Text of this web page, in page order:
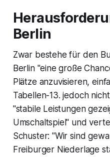
Berlin
Zwar bestehe für den
Berlin "eine große
Plätze anzuvisieren,
Tabellen-13. jedoch
"stabile Leistungen
Umschaltspiel" und
Schuster: "Wir sind
Freiburger Niederlage